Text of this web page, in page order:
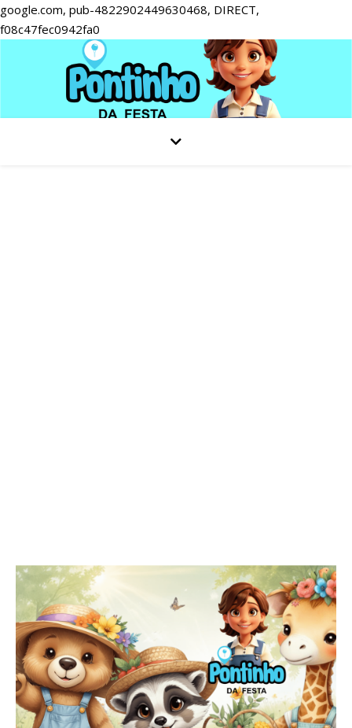
google.com, pub-4822902449630468, DIRECT,
f08c47fec0942fa0